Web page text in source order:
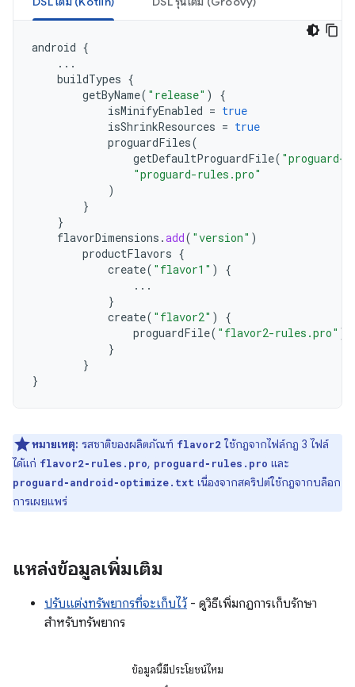
android {
...
buildTypes {
getByName( "release" )
{
isMinifyEnabled = true
isShrinkResources = true
proguardFiles(
getDefaultProguardFile( "proguard-
"proguard-rules.pro"
)
}
}
flavorDimensions .add( "version" )
productFlavors {
create( "flavor1" )
{
...
}
create( "flavor2" )
{
proguardFile( "flavor2-rules.pro" )
}
}
}
หมายเหตุ: รสชาติของผลิตภัณฑ์ flavor2 ใช้กฎจากไฟล์กฎ 3 ไฟล์
ได้แก่ flavor2‑rules.pro, proguard‑rules.pro และ
proguard‑android‑optimize.txt เนื่องจากสคริปต์ใช้กฎจากบล็อก
การเผยแพร่
แหล่งข้อมูลเพิ่มเติม
ปรับแต่งทรัพยากรที่จะเก็บไว้ - ดูวิธีเพิ่มกฎการเก็บรักษา
สำหรับทรัพยากร
ข้อมูลนี้มีประโยชน์ไหม